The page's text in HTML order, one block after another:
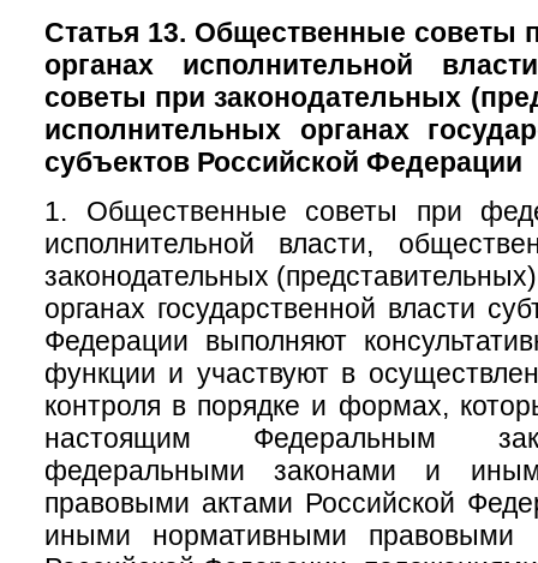
Статья 13. Общественные советы
органах исполнительной
советы при законодательных
исполнительных органах
субъектов Российской Федерации
1. Общественные советы при
исполнительной власти,
законодательных
органах государственной власти
Федерации выполняют
функции и участвуют в
контроля в порядке и формах,
настоящим Федеральным
федеральными законами и
правовыми актами Российской
иными нормативными правовыми